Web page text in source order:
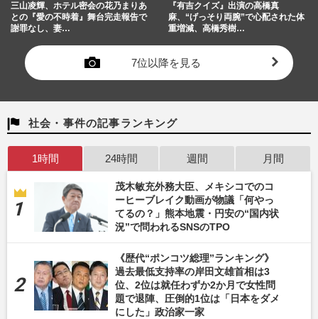
三山凌輝、ホテル密会の花乃まりあ
との『愛の不時着』舞台完走報告で
謝罪なし、妻…
『有吉クイズ』出演の高橋真
麻、“げっそり両腕”で心配された体
重増減、高橋秀樹…
7位以降を見る
社会・事件の記事ランキング
1時間 24時間 週間 月間
茂木敏充外務大臣、メキシコでのコ
ーヒーブレイク動画が物議「何やっ
てるの？」熊本地震・円安の“国内状
況”で問われるSNSのTPO
《歴代“ポンコツ総理”ランキング》
過去最低支持率の岸田文雄首相は3
位、2位は就任わずか2か月で女性問
題で退陣、圧倒的1位は「日本をダメ
にした」政治家一家